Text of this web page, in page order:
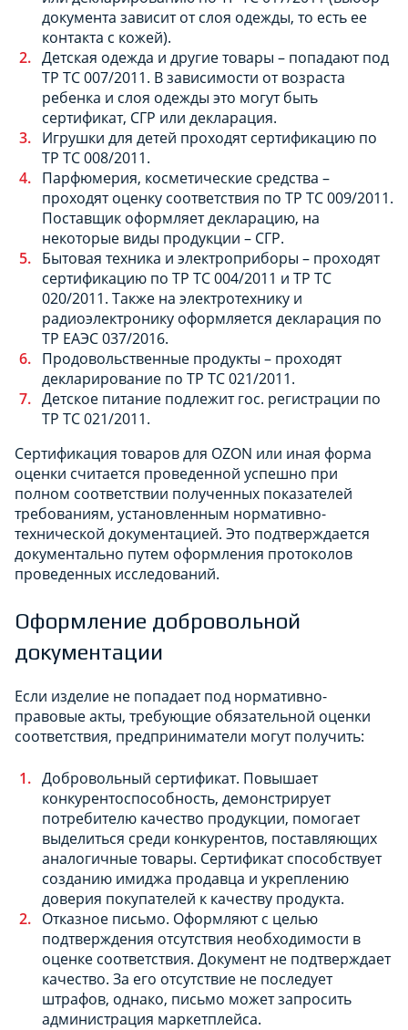
документа зависит от слоя одежды, то есть ее
контакта с кожей).
Детская одежда и другие товары – попадают под
ТР ТС 007/2011. В зависимости от возраста
ребенка и слоя одежды это могут быть
сертификат, СГР или декларация.
Игрушки для детей проходят сертификацию по
ТР ТС 008/2011.
Парфюмерия, косметические средства –
проходят оценку соответствия по ТР ТС 009/2011.
Поставщик оформляет декларацию, на
некоторые виды продукции – СГР.
Бытовая техника и электроприборы – проходят
сертификацию по ТР ТС 004/2011 и ТР ТС
020/2011. Также на электротехнику и
радиоэлектронику оформляется декларация по
ТР ЕАЭС 037/2016.
Продовольственные продукты – проходят
декларирование по ТР ТС 021/2011.
Детское питание подлежит гос. регистрации по
ТР ТС 021/2011.
Сертификация товаров для OZON или иная форма
оценки считается проведенной успешно при
полном соответствии полученных показателей
требованиям, установленным нормативно-
технической документацией. Это подтверждается
документально путем оформления протоколов
проведенных исследований.
Оформление добровольной
документации
Если изделие не попадает под нормативно-
правовые акты, требующие обязательной оценки
соответствия, предприниматели могут получить:
Добровольный сертификат. Повышает
конкурентоспособность, демонстрирует
потребителю качество продукции, помогает
выделиться среди конкурентов, поставляющих
аналогичные товары. Сертификат способствует
созданию имиджа продавца и укреплению
доверия покупателей к качеству продукта.
Отказное письмо. Оформляют с целью
подтверждения отсутствия необходимости в
оценке соответствия. Документ не подтверждает
качество. За его отсутствие не последует
штрафов, однако, письмо может запросить
администрация маркетплейса.